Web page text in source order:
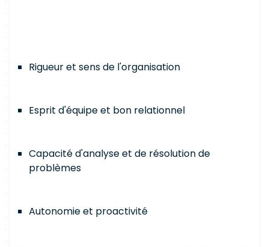
Rigueur et sens de l'organisation
Esprit d'équipe et bon relationnel
Capacité d'analyse et de résolution de
problèmes
Autonomie et proactivité